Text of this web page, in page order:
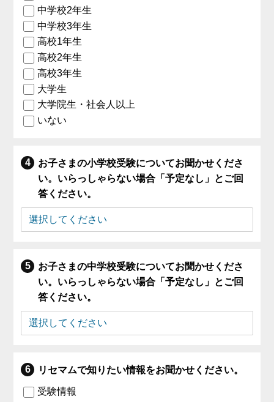
中学校2年生
中学校3年生
高校1年生
高校2年生
高校3年生
大学生
大学院生・社会人以上
いない
お子さまの小学校受験についてお聞かせくださ
い。いらっしゃらない場合「予定なし」とご回
答ください。
お子さまの中学校受験についてお聞かせくださ
い。いらっしゃらない場合「予定なし」とご回
答ください。
リセマムで知りたい情報をお聞かせください。
受験情報